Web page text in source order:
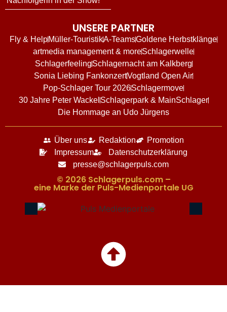
UNSERE PARTNER
Fly & HelpMüller-TouristikA-TeamsGoldene Herbstklänge
artmedia management & moreSchlagerwelle
SchlagerfeelingSchlagernacht am Kalkberg
Sonia Liebing FankonzertVogtland Open Air
Pop-Schlager Tour 2026Schlagermove
30 Jahre Peter Wackel Schlagerpark & MainSchlager
Die Hommage an Udo Jürgens
Über uns Redaktion
Promotion
Impressum
Datenschutzerklärung
presse@schlagerpuls.com
© 2026 Schlagerpuls.com –
eine Marke der Puls-Medienportale UG​